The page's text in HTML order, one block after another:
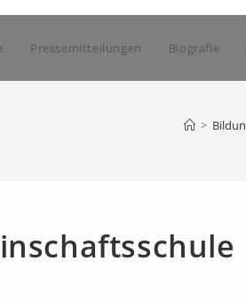
Pressemitteilungen Biografie
>